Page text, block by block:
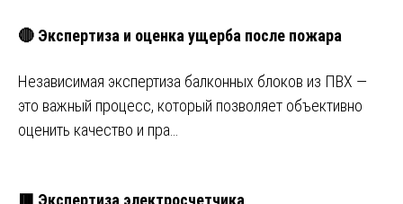
🔴 Экспертиза и оценка ущерба после пожара
Независимая экспертиза балконных блоков из ПВХ —
это важный процесс, который позволяет объективно
оценить качество и пра…
🟥 Экспертиза электросчетчика